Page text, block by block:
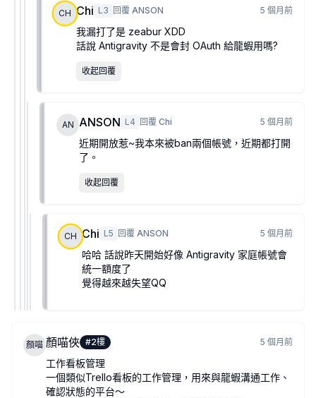
CH Chi L3 回覆 ANSON 5 個月前
我漏打了是 zeabur XDD
話說 Antigravity 不是會封 OAuth 給龍蝦用嗎?
收起回覆
AN ANSON L4 回覆 Chi 5 個月前
近期開放惹~我本來被ban兩個帳號，近期都打開
了。
收起回覆
CH Chi L5 回覆 ANSON 5 個月前
哈哈 話說昨天開始好像 Antigravity 家庭帳號會
統一額度了
覺得越來越失望QQ
顏喵 顏喵俠 #2樓 5 個月前
工作看板管理
一個類似Trello看板的工作管理，用來與龍蝦溝通工作、
確認狀態的平台～